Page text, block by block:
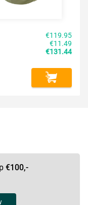
€119.95
€11.49
€131.44
€100,-